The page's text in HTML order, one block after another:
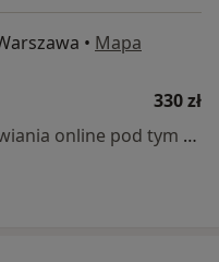
• Mapa
330 zł
Specjalista nie oferuje umawiania online pod tym adresem.